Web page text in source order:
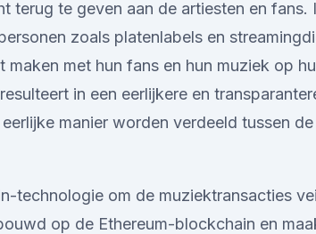
terug te geven aan de artiesten en fans.
zoals platenlabels en
met hun fans en hun muziek op
in een eerlijkere en
manier worden verdeeld tussen
technologie om de muziektransacties
op de Ethereum-blockchain en